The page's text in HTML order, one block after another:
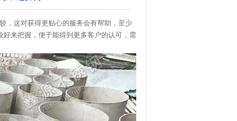
，这对获得更贴心的服务会有帮助，至少
来把握，便于能得到更多客户的认可，需